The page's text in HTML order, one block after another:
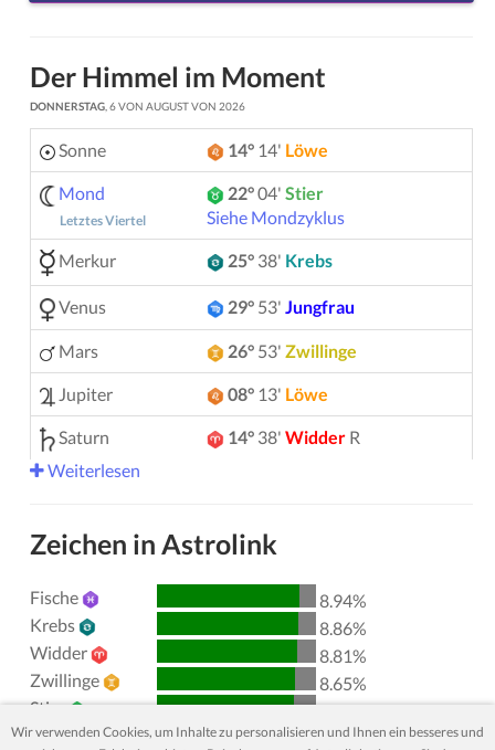
Der Himmel im Moment
DONNERSTAG , 6 VON AUGUST VON 2026
Sonne 14° 14' Löwe
Mond
Letztes Viertel
22°04' Stier
Siehe Mondzyklus
Merkur 25° 38' Krebs
Venus 29° 53' Jungfrau
Mars 26° 53' Zwillinge
Jupiter 08° 13' Löwe
Saturn 14° 38' Widder R
Uranus
Neptun 04° 10'
Chiron 00°51'Stier
Lilith 25°38'Schütze
Nordknoten 29°54'Wassermann
Weiterlesen
Zeichen in Astrolink
Fische
8.94%
Krebs
8.86%
Widder
8.81%
Zwillinge
8.65%
Stier
Löwe
8.27%
Wir verwenden Cookies, um Inhalte zu personalisieren und Ihnen ein besseres und